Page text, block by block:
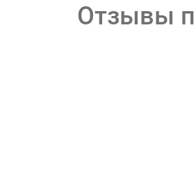
Отзывы